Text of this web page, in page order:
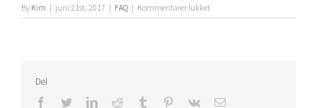
By Kim | juni 21st, 2017 | FAQ | Kommentarer lukkettil
Hvor
Del
Facebook
TwitterLinkedInReddit Tumblr Pinterest
Vk Email